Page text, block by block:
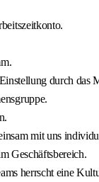
durch das
mit uns
Geschäftsbereich.
herrscht eine